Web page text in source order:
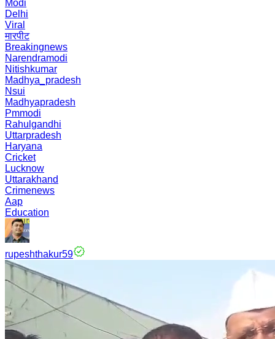
Modi
Delhi
Viral
मारपीट
Breakingnews
Narendramodi
Nitishkumar
Madhya_pradesh
Nsui
Madhyapradesh
Pmmodi
Rahulgandhi
Uttarpradesh
Haryana
Cricket
Lucknow
Uttarakhand
Crimenews
Aap
Education
rupeshthakur59